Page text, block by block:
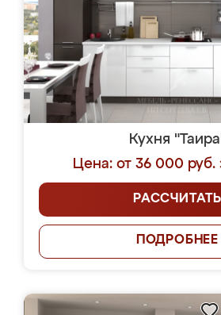
Кухня
Цена: от 36 000 руб.
РАССЧИТАТЬ
ПОДРОБНЕЕ